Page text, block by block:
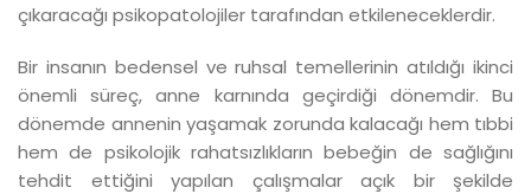
çıkaracağı psikopatolojiler tarafından etkileneceklerdir.
Bir insanın bedensel ve ruhsal temellerinin atıldığı ikinci
önemli süreç, anne karnında geçirdiği dönemdir. Bu
dönemde annenin yaşamak zorunda kalacağı hem tıbbi
hem de psikolojik rahatsızlıkların bebeğin de sağlığını
tehdit ettiğini yapılan çalışmalar açık bir şekilde